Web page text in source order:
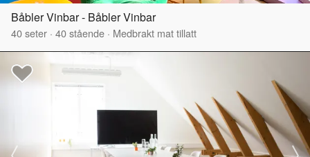
Båbler Vinbar - Båbler Vinbar
40seter · 40stående · Medbrakt mat tillatt